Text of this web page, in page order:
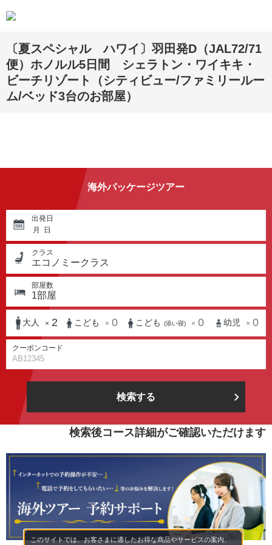
〔夏スペシャル ハワイ〕羽田発D（JAL72/71
便）ホノルル5日間 シェラトン・ワイキキ・
ビーチリゾート（シティビュー/ファミリールー
ム/ベッド3台のお部屋）
海外パッケージツアー
出発日
月
日
クラス
エコノミークラス
部屋数
1部屋
大人 × 2 こども × 0 こども (添い寝) × 0 幼児 × 0
クーポンコード
検索する
検索後コース詳細がご確認いただけます
このサイトでは、お客さまに適したお得な商品やサービスの案内、